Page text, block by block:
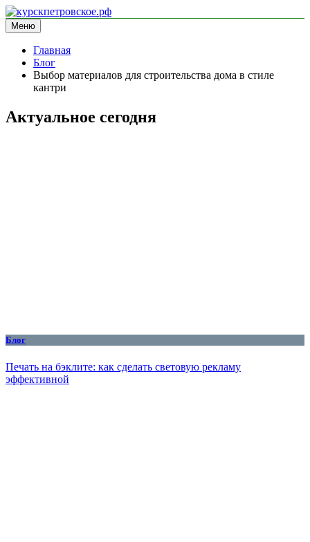
Перейти
к
содержимому
курскпетровское.рф
информационный сайт
Меню
Главная
Блог
Выбор материалов для строительства дома в стиле
кантри
Актуальное сегодня
Блог
Печать на бэклите: как сделать световую рекламу
эффективной